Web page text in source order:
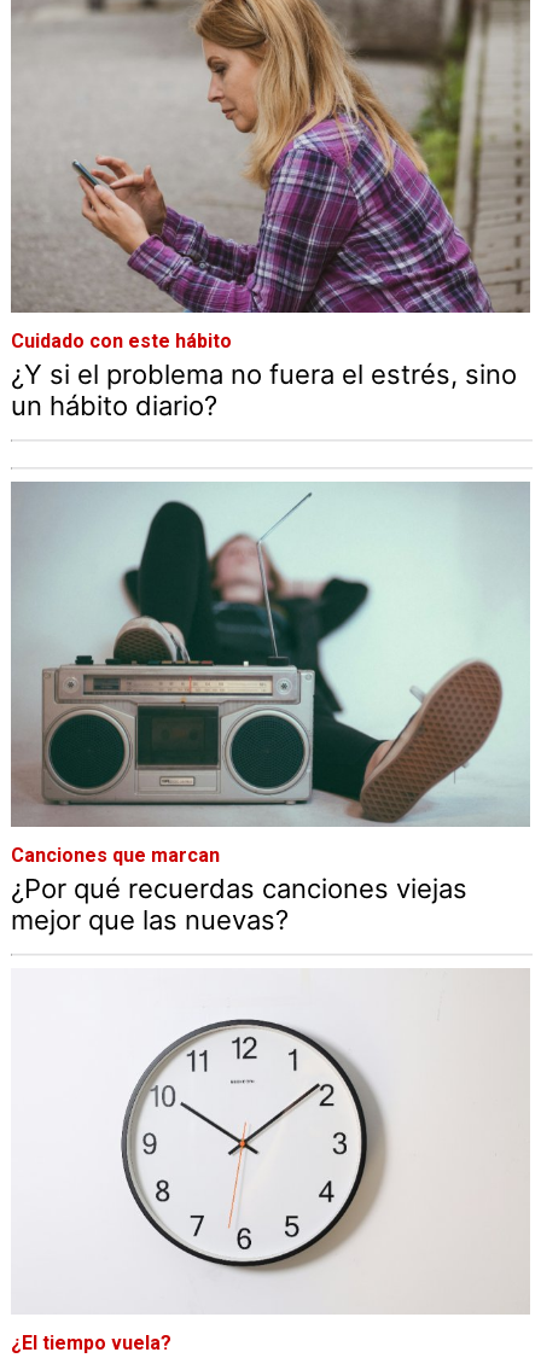
Cuidado con este hábito
¿Y si el problema no fuera el estrés, sino
un hábito diario?
Canciones que marcan
¿Por qué recuerdas canciones viejas
mejor que las nuevas?
¿El tiempo vuela?